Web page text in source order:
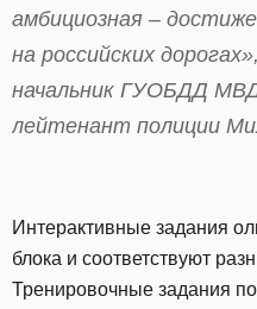
амбициозная –
на российских
начальник ГУОБДД
лейтенант полиции
Интерактивные задания
блока и соответствуют
Тренировочные задания